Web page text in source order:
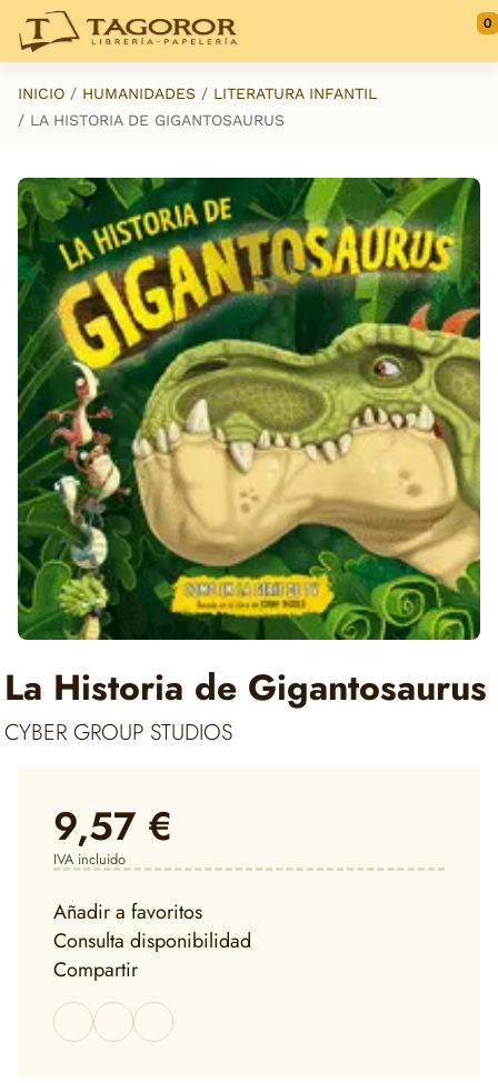
Saltar al contenido principal
0
INICIO HUMANIDADES
LITERATURA INFANTIL
LA HISTORIA DE GIGANTOSAURUS
La Historia de Gigantosaurus
CYBER GROUP STUDIOS
9,57 €
IVA incluido
Añadir a favoritos
Consulta disponibilidad
Compartir